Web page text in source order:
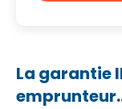
La garantie